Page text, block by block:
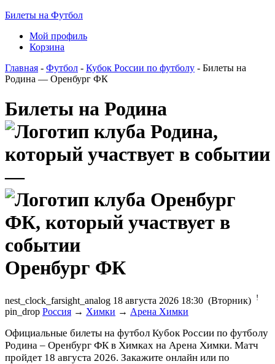
Билеты на Футбол
Мой профиль
Корзина
Главная - Футбол - Кубок России по футболу - Билеты на
Родина — Оренбург ФК
Билеты на Родина
—
Оренбург ФК
nest_clock_farsight_analog 18 августа 2026 18:30 (Вторник) !
pin_drop Россия → Химки → Арена Химки
Официальные билеты на футбол Кубок России по футболу
Родина – Оренбург ФК в Химках на Арена Химки. Матч
пройдет 18 августа 2026. Закажите онлайн или по